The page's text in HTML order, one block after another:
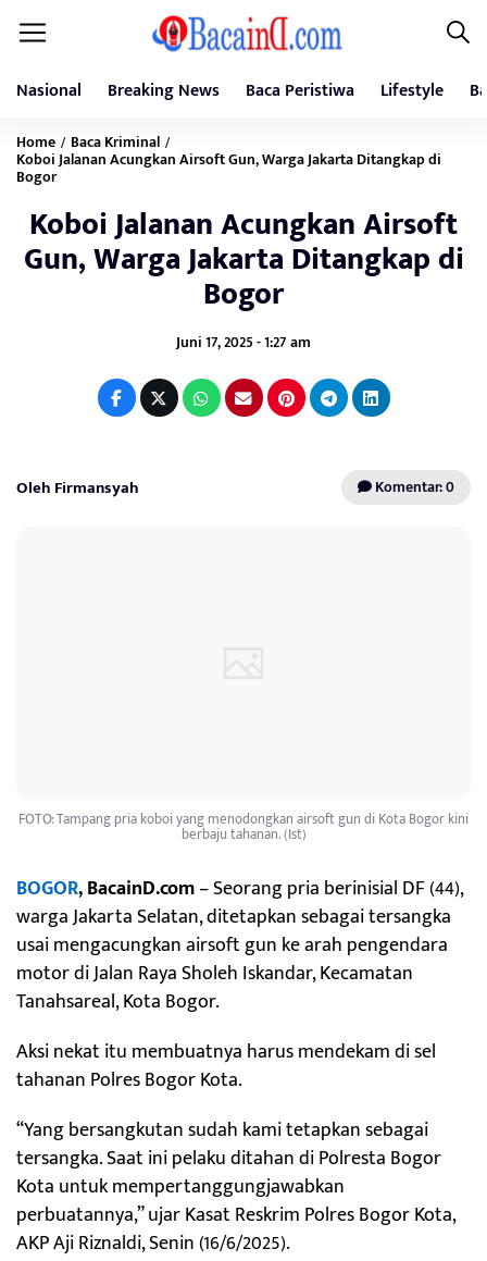
Nasional Breaking News Baca Peristiwa Lifestyle
Home / Baca Kriminal /
Koboi Jalanan Acungkan Airsoft Gun, Warga Jakarta Ditangkap di
Bogor
Koboi Jalanan Acungkan Airsoft
Gun, Warga Jakarta Ditangkap di
Bogor
Juni 17, 2025 - 1:27 am
Oleh Firmansyah Komentar: 0
FOTO: Tampang pria koboi yang menodongkan airsoft gun di Kota Bogor kini
berbaju tahanan. (Ist)
BOGOR, BacainD.com– Seorang pria berinisial DF (44),
warga Jakarta Selatan, ditetapkan sebagai tersangka
usai mengacungkan airsoft gun ke arah pengendara
motor di Jalan Raya Sholeh Iskandar, Kecamatan
Tanahsareal, Kota Bogor.
Aksi nekat itu membuatnya harus mendekam di sel
tahanan Polres Bogor Kota.
“Yang bersangkutan sudah kami tetapkan sebagai
tersangka. Saat ini pelaku ditahan di Polresta Bogor
Kota untuk mempertanggungjawabkan
perbuatannya,” ujar Kasat Reskrim Polres Bogor Kota,
AKP Aji Riznaldi, Senin (16/6/2025).